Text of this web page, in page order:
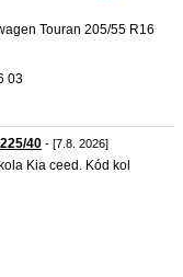
Touran 205/55 R16
03
40 - [7.8. 2026]
Kia ceed. Kód kol